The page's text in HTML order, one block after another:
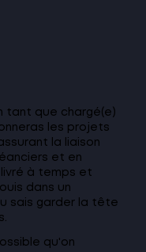
tant que chargé(e)
les projets
la liaison
et en
à temps et
dans un
sais garder la tête
qu'on